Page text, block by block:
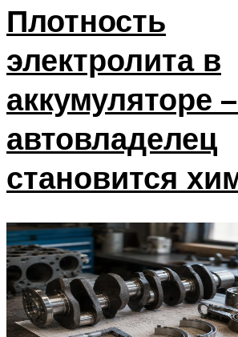
Плотность
электролита в
аккумуляторе
автовладелец
становится